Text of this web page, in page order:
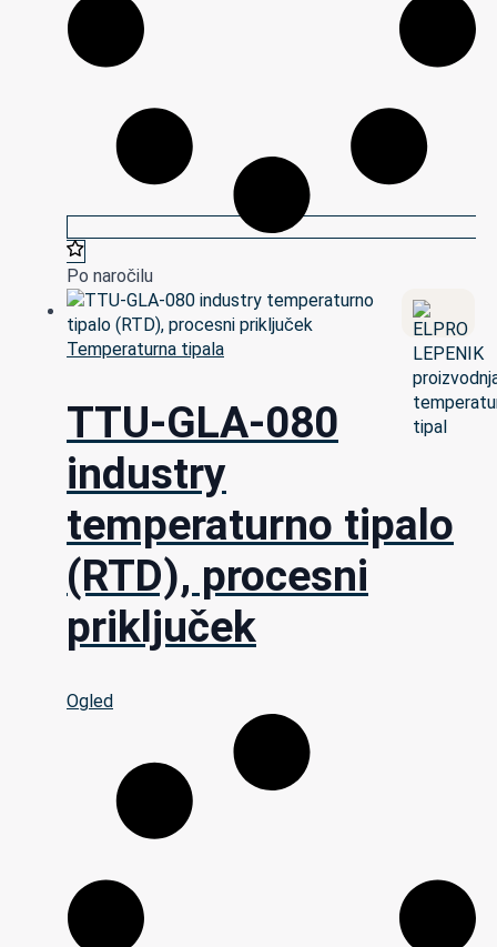
Po naročilu
Temperaturna tipala
TTU-GLA-080
industry
temperaturno tipalo
(RTD), procesni
priključek
Ogled